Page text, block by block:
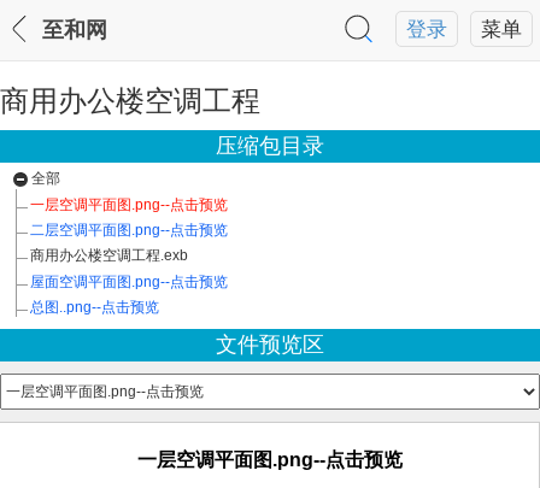
菜单
登录
至和网
商用办公楼空调工程
压缩包目录
全部
一层空调平面图.png--点击预览
二层空调平面图.png--点击预览
商用办公楼空调工程.exb
屋面空调平面图.png--点击预览
总图..png--点击预览
文件预览区
一层空调平面图.png--点击预览